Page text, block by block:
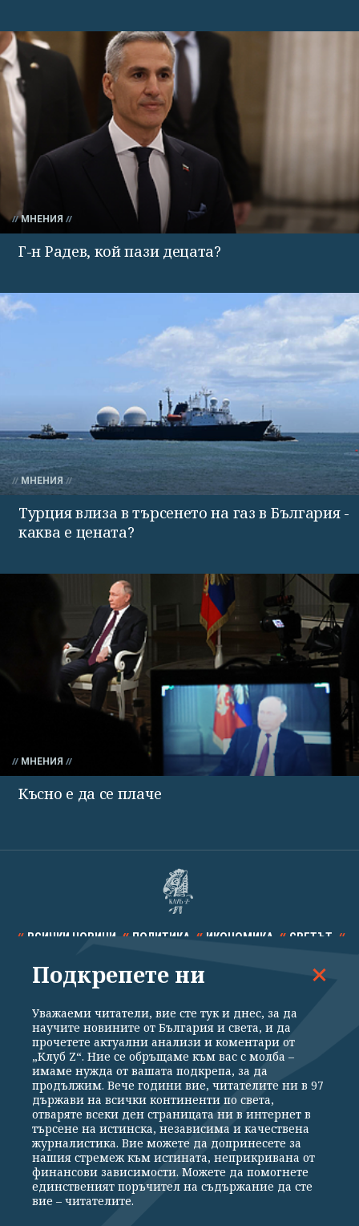
МНЕНИЯ
Г-н Радев, кой пази децата?
МНЕНИЯ
Турция влиза в търсенето на газ в България -
каква е цената?
МНЕНИЯ
Късно е да се плаче
ВСИЧКИ НОВИНИ ПОЛИТИКА ИКОНОМИКА СВЕТЪТ
СПОРТ КУЛТУРА ТЕХНОЛОГИИ КАЛЕЙДОСКОП
Общи условия
Политика за поверителност
Реклама
Партньори Контакти
За Клуб Z
Екип
Подкрепете ни
Издател на www.clubz.bg е „Клуб Зебра Медия“ ЕООД, София, ул. "Алеко
Константинов" 3. Всички права запазени 2026 „Клуб Зебра Медия“
Подкрепете ни
Уважаеми читатели, вие сте тук и днес, за да
научите новините от България и света, и да
прочетете актуални анализи и коментари от
„Клуб Z“. Ние се обръщаме към вас с молба –
имаме нужда от вашата подкрепа, за да
продължим. Вече години вие, читателите ни в 97
държави на всички континенти по света,
отваряте всеки ден страницата ни в интернет в
търсене на истинска, независима и качествена
журналистика. Вие можете да допринесете за
нашия стремеж към истината, неприкривана от
финансови зависимости. Можете да помогнете
единственият поръчител на съдържание да сте
вие – читателите.